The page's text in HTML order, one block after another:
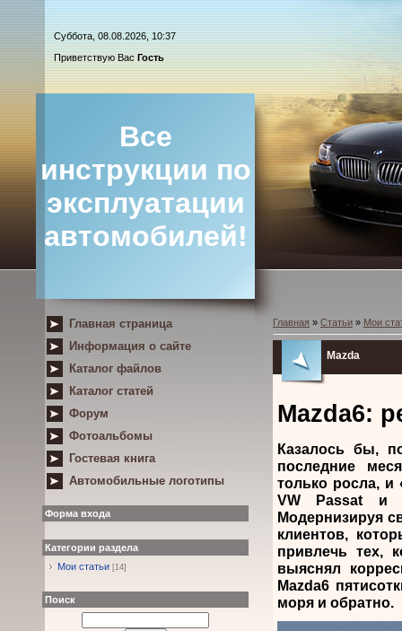
Суббота, 08.08.2026, 10:37
Приветствую Вас Гость
Все
инструкции по
эксплуатации
автомобилей!
Главная страница
Информация о сайте
Каталог файлов
Каталог статей
Форум
Фотоальбомы
Гостевая книга
Автомобильные логотипы
Форма входа
Категории раздела
Мои статьи [14]
Поиск
Главная » Статьи » Мои
Mazda
Mazda6:
Казалось бы,
последние
только росла, и
VW Passat и
Модернизируя
клиентов,
привлечь тех,
выяснял
Mazda6
моря и обратно.